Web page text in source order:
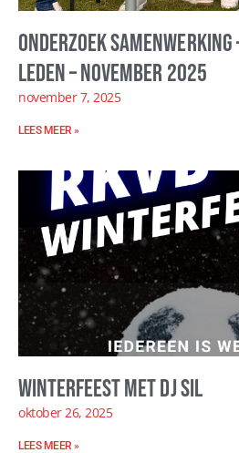
Onderzoek samenwerking
leden – november 2025
november 7, 2025
LEES MEER »
Winterfeest met DJ SIL
oktober 26, 2025
LEES MEER »